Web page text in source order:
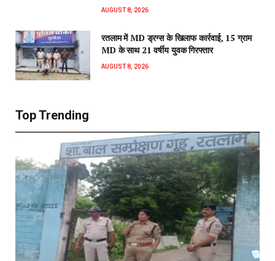
AUGUST 8, 2026
रतलाम में MD ड्रग्स के खिलाफ कार्रवाई, 15 ग्राम
MD के साथ 21 वर्षीय युवक गिरफ्तार
AUGUST 8, 2026
Top Trending